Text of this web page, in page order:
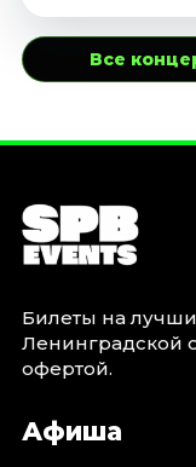
Все
Билеты на
Ленинградской
офертой.
Афиша